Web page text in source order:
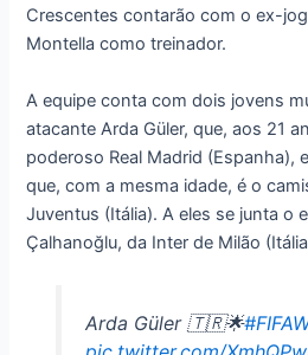
Crescentes contarão com o ex-
Montella como treinador.
A equipe conta com dois jovens
atacante Arda Güler, que, aos 21
poderoso Real Madrid (Espanha),
que, com a mesma idade, é o
Juventus (Itália). A eles se junta o
Çalhanoğlu, da Inter de Milão
Arda Güler 🇹🇷🌟